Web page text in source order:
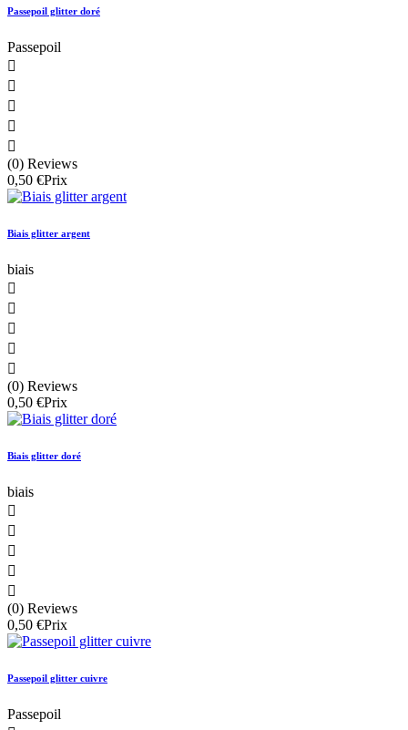
Passepoil glitter doré
Passepoil





(0) Reviews
0,50 €Prix
Biais glitter argent
biais





(0) Reviews
0,50 €Prix
Biais glitter doré
biais





(0) Reviews
0,50 €Prix
Passepoil glitter cuivre
Passepoil